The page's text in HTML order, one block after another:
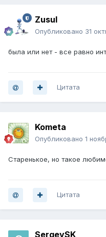
Zusul
Опубликовано 31
была или нет - все равно
Цитата
Kometa
Опубликовано 1
Старенькое, но такое
Цитата
SergeySK